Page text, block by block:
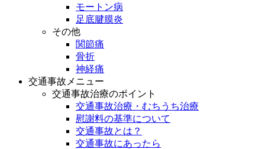
モートン病
足底腱膜炎
その他
関節痛
骨折
神経痛
交通事故メニュー
交通事故治療のポイント
交通事故治療・むちうち治療
慰謝料の基準について
交通事故とは？
交通事故にあったら